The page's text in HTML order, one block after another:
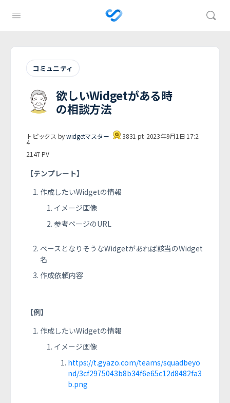
コミュニティ
欲しいWidgetがある時
の相談方法
トピックス bywidgetマスター 3831 pt 2023年9月1日 17:2
4
2147PV
【テンプレート】
作成したいWidgetの情報
イメージ画像
参考ページのURL
ベースとなりそうなWidgetがあれば該当のWidget
名
作成依頼内容
【例】
作成したいWidgetの情報
イメージ画像
https://t.gyazo.com/teams/squadbeyo
nd/3cf2975043b8b34f6e65c12d8482fa3
b.png